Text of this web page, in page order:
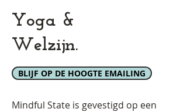
Yoga &
Welzijn.
BLIJF OP DE HOOGTE EMAILING
Mindful State is gevestigd op een